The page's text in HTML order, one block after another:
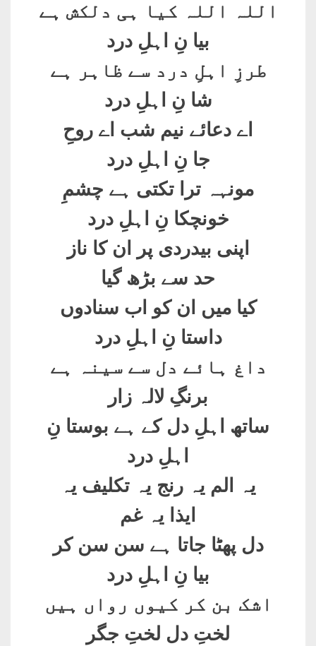
اللہ اللہ کیا ہی دلکش ہے
بیا نِ اہلِ درد
طرزِ اہلِ درد سے ظاہر ہے
شا نِ اہلِ درد
اے دعائے نیم شب اے روحِ
جا نِ اہلِ درد
مونہہ ترا تکتی ہے چشمِ
خونچکا نِ اہلِ درد
اپنی بیدردی پر ان کا ناز
حد سے بڑھ گیا
کیا میں ان کو اب سنادوں
داستا نِ اہلِ درد
داغ ہائے دل سے سینہ ہے
برنگِ لالہ زار
ساتھ اہلِ دل کے ہے بوستا نِ
اہلِ درد
یہ الم یہ رنج یہ تکلیف یہ
ایذا یہ غم
دل پھٹا جاتا ہے سن سن کر
بیا نِ اہلِ درد
اشک بن کر کیوں رواں ہیں
لختِ دل لختِ جگر